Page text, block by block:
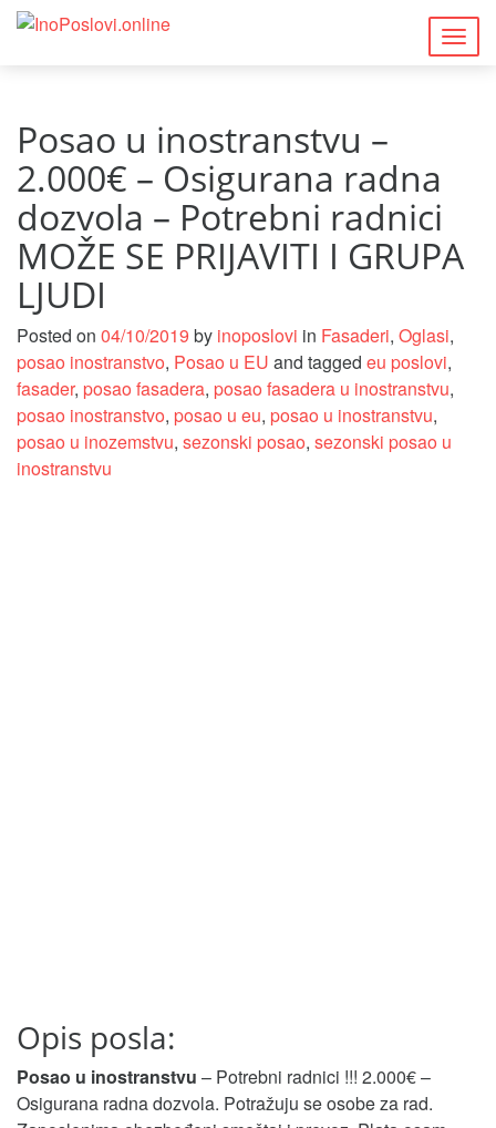
Posao u inostranstvu –
2.000€ – Osigurana radna
dozvola – Potrebni radnici
MOŽE SE PRIJAVITI I GRUPA
LJUDI
Posted on 04/10/2019 by inoposlovi in Fasaderi, Oglasi,
posao inostranstvo, Posao u EU and tagged eu poslovi,
fasader, posao fasadera, posao fasadera u inostranstvu,
posao inostranstvo, posao u eu, posao u inostranstvu,
posao u inozemstvu, sezonski posao, sezonski posao u
inostranstvu
Opis posla:
Posao u inostranstvu – Potrebni radnici !!! 2.000€ –
Osigurana radna dozvola. Potražuju se osobe za rad.